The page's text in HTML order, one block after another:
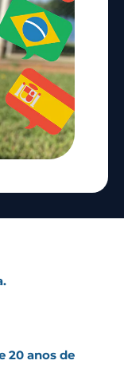
20 anos de